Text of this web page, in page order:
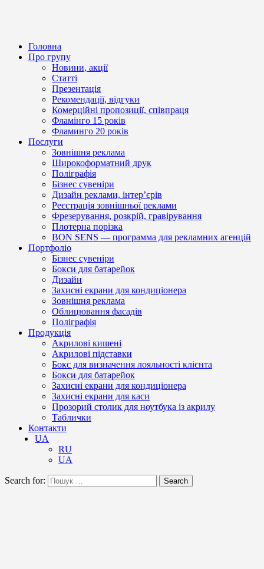
Головна
Про групу
Новини, акції
Статті
Презентація
Рекомендації, відгуки
Комерційні пропозиції, співпраця
Фламінго 15 років
Фламинго 20 років
Послуги
Зовнішня реклама
Широкоформатний друк
Поліграфія
Бізнес сувеніри
Дизайн реклами, інтер’єрів
Реєстрація зовнішньої реклами
Фрезерування, розкрій, гравірування
Плотерна порізка
BON SENS — программа для рекламних агенцій
Портфоліо
Бізнес сувеніри
Бокси для батарейок
Дизайн
Захисні екрани для кондиціонера
Зовнішня реклама
Облицювання фасадів
Поліграфія
Продукція
Акрилові кишені
Акрилові підставки
Бокс для визначення лояльності клієнта
Бокси для батарейок
Захисні екрани для кондиціонера
Захисні екрани для каси
Прозорий столик для ноутбука із акрилу
Таблички
Контакти
UA
RU
UA
Search for: Search